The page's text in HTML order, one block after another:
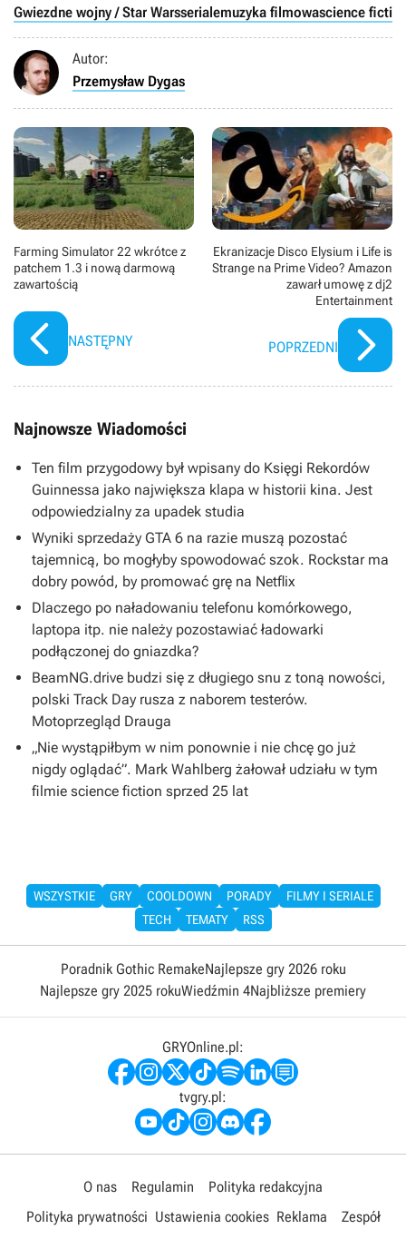
Sithów i Nowa Nadzieja. Jego głównym bohaterem jest
tytułowy mistrz Jedi i były nauczyciel Anakina
Skywalkera, Obi-Wan Kenobi. Po upadku galaktycznej
Republiki, czystce przeprowadzonej na rycerzach Jedi i
powstaniu galaktycznego Imperium, Kenobi osiedla się
na planecie Tatooine. Tam w ukryciu czuwa nad synem
Anakina, Lukiem. W serialu wystąpili m. in. Ewan
McGregor (Obi-Wan Kenobi), Hayden Christensen
(Anakin Skywalker), Joel Edgerton (Owen Lars) i Bonnie
Piesse (Beru Lars).
Gwiezdne wojny / Star Warsserialemuzyka filmowascience
Autor:
Przemysław Dygas
Farming Simulator 22 wkrótce z
patchem 1.3 i nową darmową
zawartością
NASTĘPNY
Ekranizacje Disco Elysium i Life is
Strange na Prime Video? Amazon
zawarł umowę z dj2
Entertainment
POPRZEDNI
Najnowsze Wiadomości
Ten film przygodowy był wpisany do Księgi Rekordów
Guinnessa jako największa klapa w historii kina. Jest
odpowiedzialny za upadek studia
Wyniki sprzedaży GTA 6 na razie muszą pozostać
tajemnicą, bo mogłyby spowodować szok. Rockstar ma
dobry powód, by promować grę na Netflix
Dlaczego po naładowaniu telefonu komórkowego,
laptopa itp. nie należy pozostawiać ładowarki
podłączonej do gniazdka?
BeamNG.drive budzi się z długiego snu z toną nowości,
polski Track Day rusza z naborem testerów.
Motoprzegląd Drauga
„Nie wystąpiłbym w nim ponownie i nie chcę go już
nigdy oglądać”. Mark Wahlberg żałował udziału w tym
filmie science fiction sprzed 25 lat
WSZYSTKIE GRY COOLDOWN PORADY
FILMY I SERIALE
TECH
TEMATY RSS
Poradnik Gothic RemakeNajlepsze gry 2026 roku
Najlepsze gry 2025 rokuWiedźmin 4Najbliższe premiery
GRYOnline.pl:
tvgry.pl:
O nas Regulamin
Polityka redakcyjna
Polityka prywatności Ustawienia cookies Reklama
Zespół